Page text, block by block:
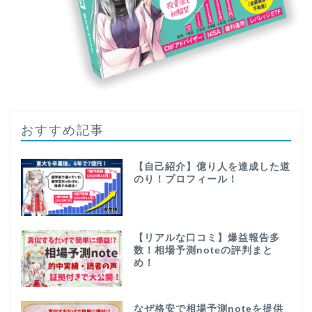
おすすめ記事
【自己紹介】億り人を達成した道
のり！プロフィール！
【リアルな口コミ】爆益報告多
数！相場予測noteの評判まと
め！
なぜ格安で相場予測noteを提供